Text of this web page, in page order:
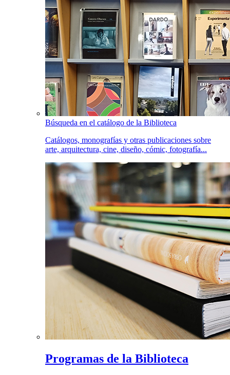
Búsqueda en el catálogo de la Biblioteca
Catálogos, monografías y otras publicaciones sobre
arte, arquitectura, cine, diseño, cómic, fotografía...
Programas de la Biblioteca